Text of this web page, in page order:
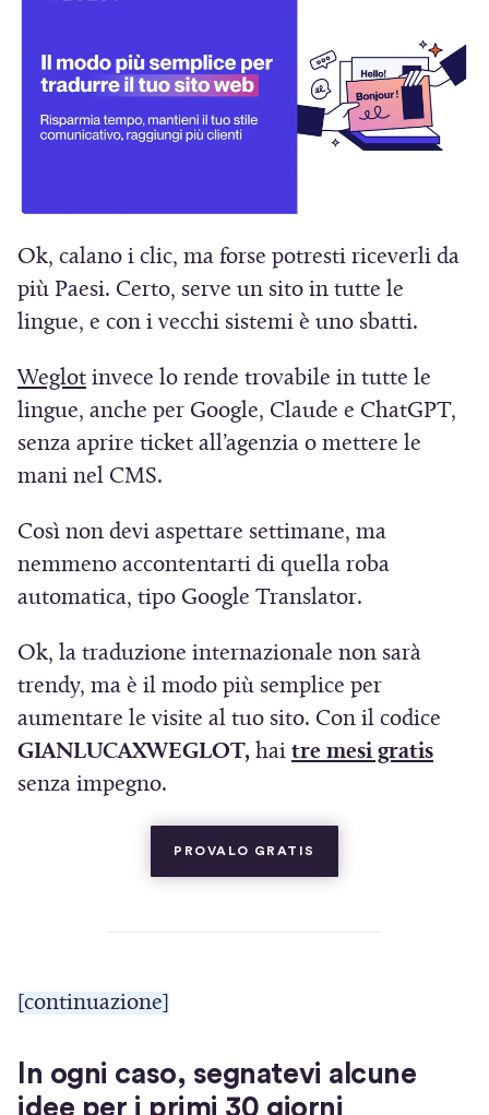
S
i
a
p
r
u
n
a
u
o
v
a
f
r
a
Ok, calano i clic, ma forse potresti riceverli da
più Paesi. Certo, serve un sito in tutte le
lingue, e con i vecchi sistemi è uno sbatti.
Weglot(
S
i
a
r
e
i
a
n
s
t
invece lo rende trovabile in tutte le
lingue, anche per Google, Claude e ChatGPT,
senza aprire ticket all’agenzia o mettere le
mani nel CMS.
Così non devi aspettare settimane, ma
nemmeno accontentarti di quella roba
automatica, tipo Google Translator.
Ok, la traduzione internazionale non sarà
trendy, ma è il modo più semplice per
aumentare le visite al tuo sito. Con il codice
GIANLUCAXWEGLOT, hai tre mesi gratis(
senza impegno.
PROVALO GRATIS
[continuazione]
In ogni caso, segnatevi alcune
idee per i primi 30 giorni